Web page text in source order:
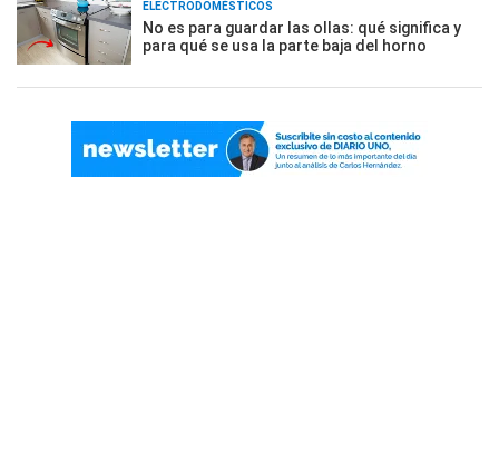
ELECTRODOMÉSTICOS
No es para guardar las ollas: qué significa y
para qué se usa la parte baja del horno